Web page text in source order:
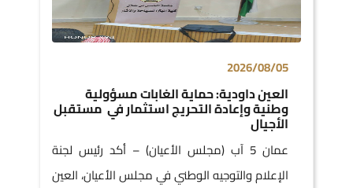
2026/08/05
العين داودية: حماية الغابات مسؤولية
وطنية وإعادة التحريج استثمار في مستقبل
الأجيال
عمان 5 آب (مجلس الأعيان) – أكد رئيس لجنة
الإعلام والتوجيه الوطني في مجلس الأعيان، العين